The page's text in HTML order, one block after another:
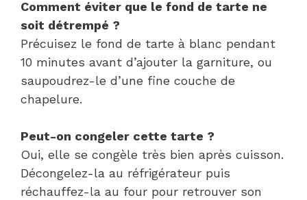
Comment éviter que le fond de tarte ne
soit détrempé ?
Précuisez le fond de tarte à blanc pendant
10 minutes avant d’ajouter la garniture, ou
saupoudrez-le d’une fine couche de
chapelure.
Peut-on congeler cette tarte ?
Oui, elle se congèle très bien après cuisson.
Décongelez-la au réfrigérateur puis
réchauffez-la au four pour retrouver son